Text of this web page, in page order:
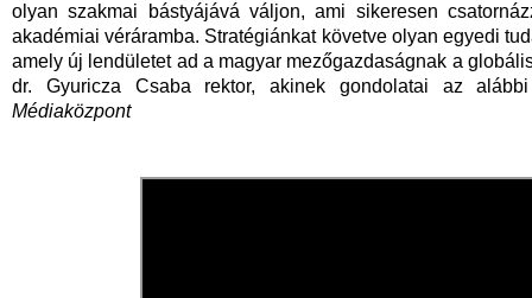
olyan szakmai bástyájává váljon, ami sikeresen
akadémiai véráramba. Stratégiánkat követve olyan egyedi
amely új lendületet ad a magyar mezőgazdaságnak a
dr. Gyuricza Csaba rektor, akinek gondolatai az
Médiaközpont